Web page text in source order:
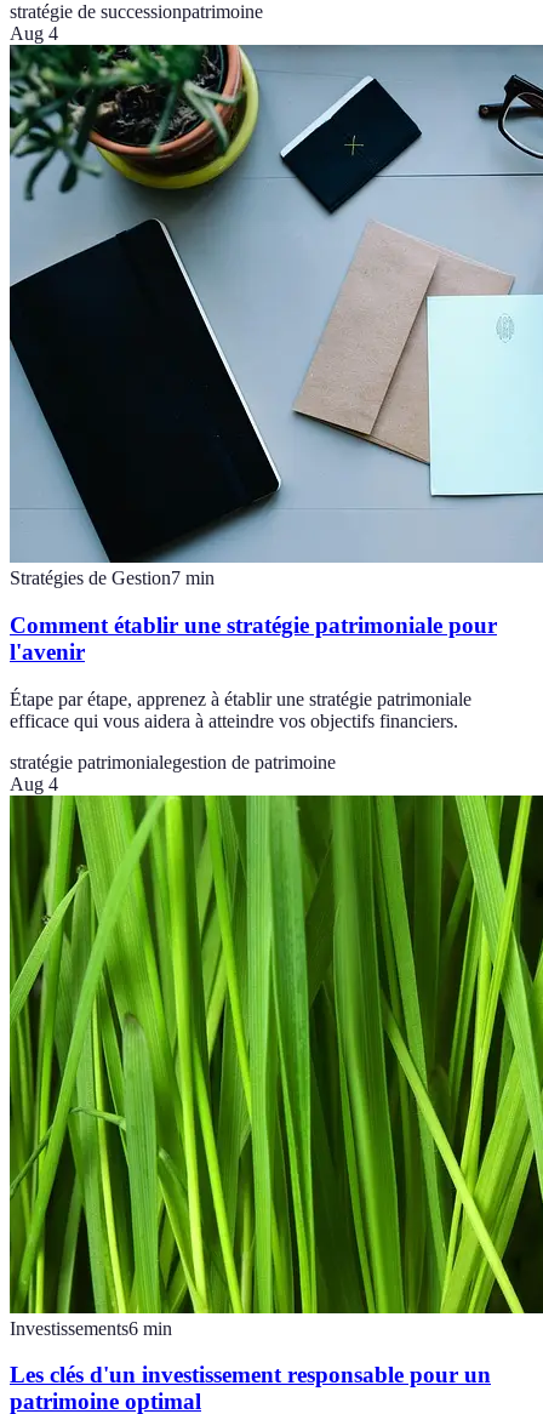
stratégie de successionpatrimoine
Aug 4
Stratégies de Gestion7 min
Comment établir une stratégie patrimoniale pour
l'avenir
Étape par étape, apprenez à établir une stratégie patrimoniale
efficace qui vous aidera à atteindre vos objectifs financiers.
stratégie patrimonialegestion de patrimoine
Aug 4
Investissements6 min
Les clés d'un investissement responsable pour un
patrimoine optimal